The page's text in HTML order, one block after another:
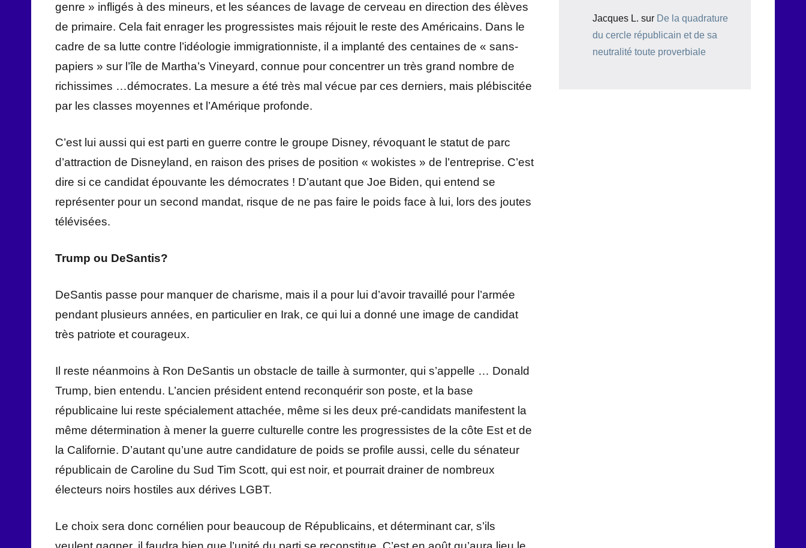
genre » infligés à des mineurs, et les séances de lavage de cerveau en direction des élèves
de primaire. Cela fait enrager les progressistes mais réjouit le reste des Américains. Dans le
cadre de sa lutte contre l’idéologie immigrationniste, il a implanté des centaines de « sans-
papiers » sur l’île de Martha’s Vineyard, connue pour concentrer un très grand nombre de
richissimes …démocrates. La mesure a été très mal vécue par ces derniers, mais plébiscitée
par les classes moyennes et l’Amérique profonde.
C’est lui aussi qui est parti en guerre contre le groupe Disney, révoquant le statut de parc
d’attraction de Disneyland, en raison des prises de position « wokistes » de l’entreprise. C’est
dire si ce candidat épouvante les démocrates ! D’autant que Joe Biden, qui entend se
représenter pour un second mandat, risque de ne pas faire le poids face à lui, lors des joutes
télévisées.
Trump ou DeSantis?
DeSantis passe pour manquer de charisme, mais il a pour lui d’avoir travaillé pour l’armée
pendant plusieurs années, en particulier en Irak, ce qui lui a donné une image de candidat
très patriote et courageux.
Il reste néanmoins à Ron DeSantis un obstacle de taille à surmonter, qui s’appelle … Donald
Trump, bien entendu. L’ancien président entend reconquérir son poste, et la base
républicaine lui reste spécialement attachée, même si les deux pré-candidats manifestent la
même détermination à mener la guerre culturelle contre les progressistes de la côte Est et de
la Californie. D’autant qu’une autre candidature de poids se profile aussi, celle du sénateur
républicain de Caroline du Sud Tim Scott, qui est noir, et pourrait drainer de nombreux
électeurs noirs hostiles aux dérives LGBT.
Le choix sera donc cornélien pour beaucoup de Républicains, et déterminant car, s’ils
Jacques L. sur De la quadrature
du cercle républicain et de sa
neutralité toute proverbiale